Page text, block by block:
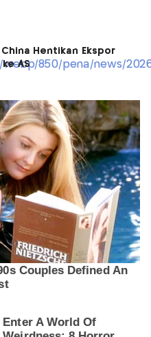
China Hentikan Ekspor
AS